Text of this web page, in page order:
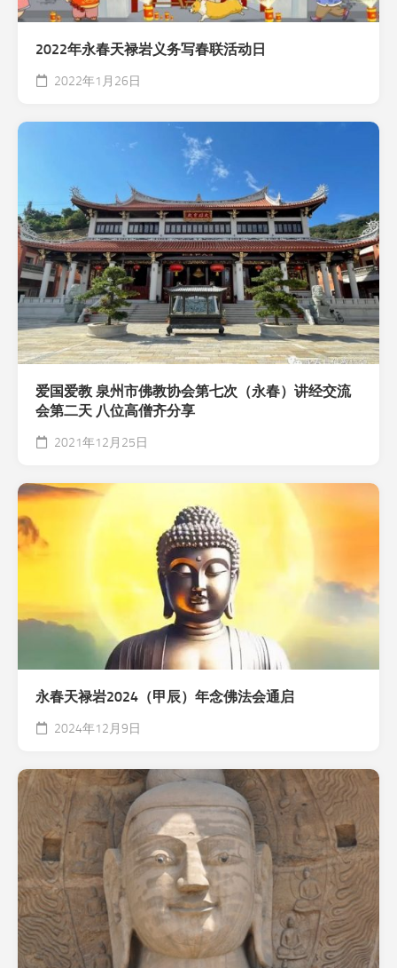
2022年永春天禄岩义务写春联活动日
2022年1月26日
爱国爱教 泉州市佛教协会第七次（永春）讲经交流
会第二天 八位高僧齐分享
2021年12月25日
永春天禄岩2024（甲辰）年念佛法会通启
2024年12月9日